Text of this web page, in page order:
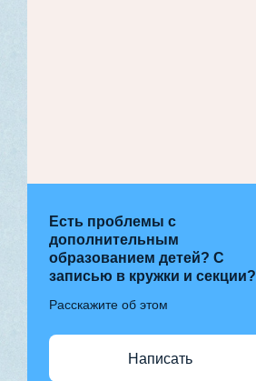
Есть проблемы с
дополнительным
образованием детей? С
записью в кружки и секции?
Расскажите об этом
Написать